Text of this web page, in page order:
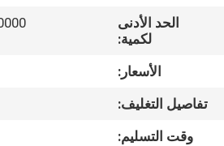
مراقبة
الجودة
أخبار
الحد الأدنى
لكمية:
10000 جهاز
الأسعار:
تفاصيل التغليف:
وقت التسليم: